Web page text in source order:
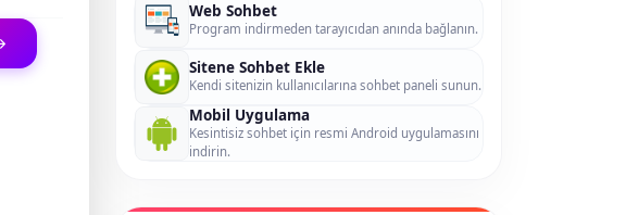
Web Sohbet
Program indirmeden tarayıcıdan anında bağlanın.
Sitene Sohbet Ekle
Kendi sitenizin kullanıcılarına sohbet paneli sunun.
Mobil Uygulama
Kesintisiz sohbet için resmi Android uygulamasını
indirin.